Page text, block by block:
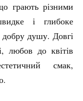
грають різними
і глибоке
добру душу. Довгі
любов до квітів
смак,